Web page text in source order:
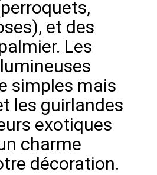
et des
Les
simples mais
les guirlandes
exotiques
charme
décoration.